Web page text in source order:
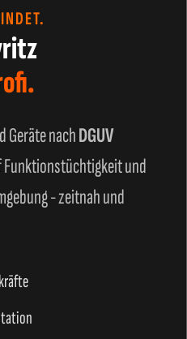
Geräte nachDGUV
Funktionstüchtigkeit und
- zeitnah und